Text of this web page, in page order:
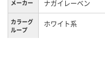
メーカー ナガイレーベン
カラーグ
ループ
ホワイト系